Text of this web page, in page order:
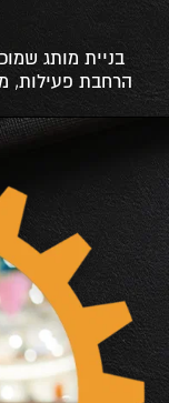
בניית מותג